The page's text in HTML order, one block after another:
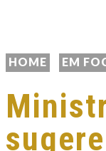
HOME EM